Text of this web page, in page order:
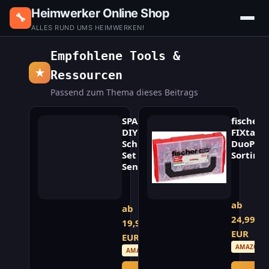
🔧 Heimwerker Online Shop
ALLES RUND UMS HEIMWERKEN!
★
Empfohlene Tools &
Ressourcen
Passend zum Thema dieses Beitrags
SPAX
DIY
Schrauben-
Set
Senkkopf
Kompaktes
mit
den
wichtigsten
Schraubengrößen
für
jedes
ab
19,99
EUR
AMAZON
fischer
der
Stapelbox
für
Baustoffe.
ab
24,99
EUR
AMAZON